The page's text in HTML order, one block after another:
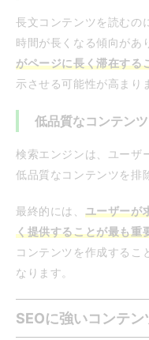
長文コンテンツを読むの
時間が長くなる傾向があ
がページに長く滞在する
示させる可能性が高まり
低品質なコンテン
検索エンジンは、ユーザ
低品質なコンテンツを排
最終的には、 ユーザーが
く提供することが最も重
コンテンツを作成するこ
なります。
SEOに強いコンテ